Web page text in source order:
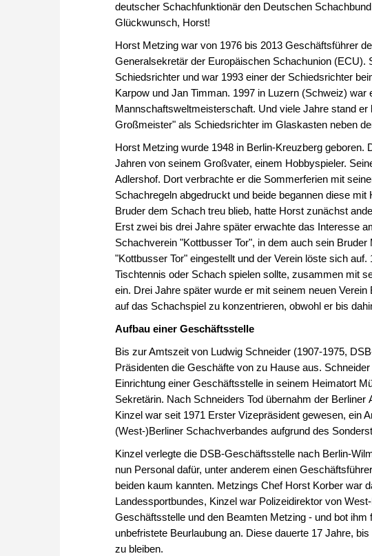
deutscher Schachfunktionär den Deutschen
Glückwunsch, Horst!
Horst Metzing war von 1976 bis 2013 Geschäftsführer
Generalsekretär der Europäischen Schachunion (ECU).
Schiedsrichter und war 1993 einer der Schiedsrichter
Karpow und Jan Timman. 1997 in Luzern (Schweiz)
Mannschaftsweltmeisterschaft. Und viele Jahre stand
Großmeister" als Schiedsrichter im Glaskasten neben
Horst Metzing wurde 1948 in Berlin-Kreuzberg
Jahren von seinem Großvater, einem Hobbyspieler.
Adlershof. Dort verbrachte er die Sommerferien mit
Schachregeln abgedruckt und beide begannen diese
Bruder dem Schach treu blieb, hatte Horst zunächst
Erst zwei bis drei Jahre später erwachte das Interesse
Schachverein "Kottbusser Tor", in dem auch sein
"Kottbusser Tor" eingestellt und der Verein löste sich
Tischtennis oder Schach spielen sollte, zusammen mit
ein. Drei Jahre später wurde er mit seinem neuen
auf das Schachspiel zu konzentrieren, obwohl er bis
Aufbau einer Geschäftsstelle
Bis zur Amtszeit von Ludwig Schneider (1907-1975,
Präsidenten die Geschäfte von zu Hause aus.
Einrichtung einer Geschäftsstelle in seinem Heimatort
Sekretärin. Nach Schneiders Tod übernahm der
Kinzel war seit 1971 Erster Vizepräsident gewesen, ein
(West-)Berliner Schachverbandes aufgrund des
Kinzel verlegte die DSB-Geschäftsstelle nach Berlin-
nun Personal dafür, unter anderem einen
beiden kaum kannten. Metzings Chef Horst Korber war
Landessportbundes, Kinzel war Polizeidirektor von
Geschäftsstelle und den Beamten Metzing - und bot
unbefristete Beurlaubung an. Diese dauerte 17 Jahre,
zu bleiben.